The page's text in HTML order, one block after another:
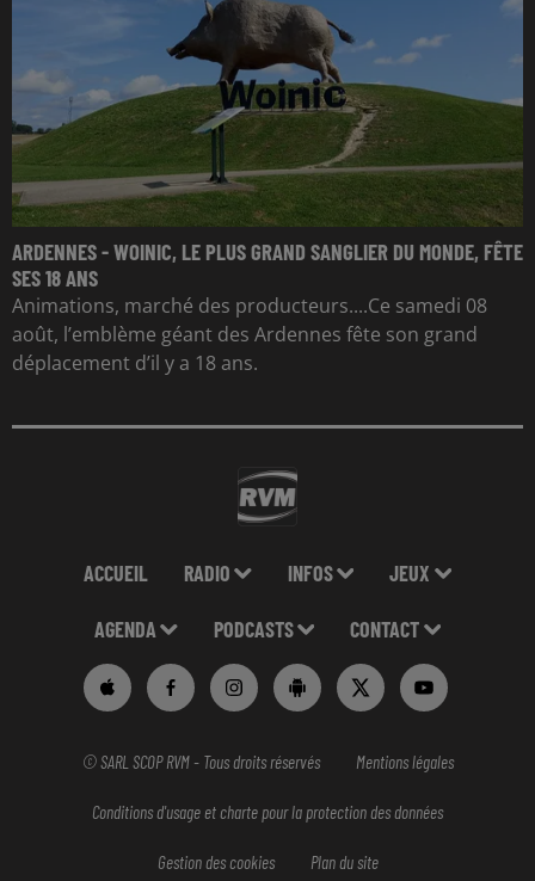
ARDENNES - WOINIC, LE PLUS GRAND SANGLIER DU MONDE, FÊTE
SES 18 ANS
Animations, marché des producteurs....Ce samedi 08
août, l’emblème géant des Ardennes fête son grand
déplacement d’il y a 18 ans.
ACCUEIL RADIO INFOS JEUX
AGENDA PODCASTS CONTACT
© SARL SCOP RVM - Tous droits réservés Mentions légales
Conditions d'usage et charte pour la protection des données
Gestion des cookies Plan du site